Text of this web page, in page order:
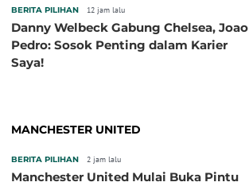
BERITA PILIHAN 12 jam lalu
Danny Welbeck Gabung Chelsea, Joao
Pedro: Sosok Penting dalam Karier
Saya!
MANCHESTER UNITED
BERITA PILIHAN 2 jam lalu
Manchester United Mulai Buka Pintu